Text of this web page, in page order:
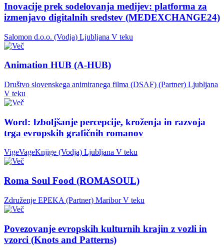
Inovacije prek sodelovanja medijev: platforma za
izmenjavo digitalnih sredstev (MEDEXCHANGE24)
Salomon d.o.o. (Vodja) Ljubljana V teku
Animation HUB (A-HUB)
Društvo slovenskega animiranega filma (DSAF) (Partner) Ljubljana
V teku
Word: Izboljšanje percepcije, kroženja in razvoja
trga evropskih grafičnih romanov
VigeVageKnjige (Vodja) Ljubljana V teku
Roma Soul Food (ROMASOUL)
Združenje EPEKA (Partner) Maribor V teku
Povezovanje evropskih kulturnih krajin z vozli in
vzorci (Knots and Patterns)